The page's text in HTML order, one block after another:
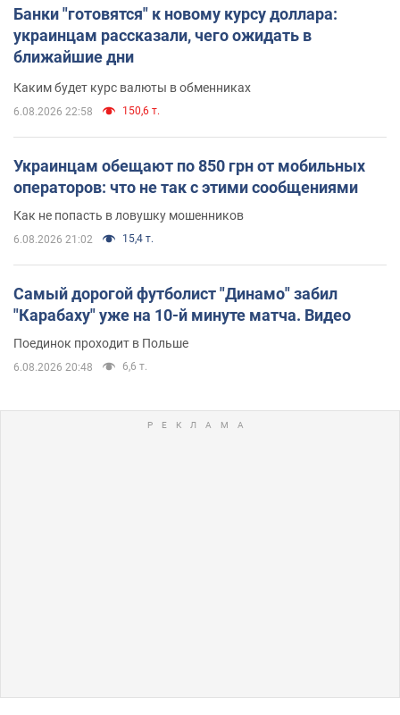
Банки "готовятся" к новому курсу доллара:
украинцам рассказали, чего ожидать в
ближайшие дни
Каким будет курс валюты в обменниках
6.08.2026 22:58 150,6 т.
Украинцам обещают по 850 грн от мобильных
операторов: что не так с этими сообщениями
Как не попасть в ловушку мошенников
6.08.2026 21:02 15,4 т.
Самый дорогой футболист "Динамо" забил
"Карабаху" уже на 10-й минуте матча. Видео
Поединок проходит в Польше
6.08.2026 20:48 6,6 т.